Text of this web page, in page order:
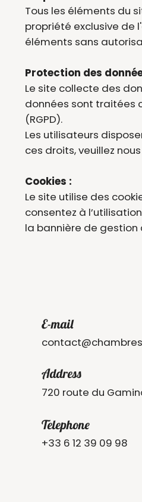
Tous les éléments du
propriété exclusive de
éléments sans
Protection des
Le site collecte des
données sont traitées
(RGPD).
Les utilisateurs
ces droits, veuillez
Cookies :
Le site utilise des
consentez à
la bannière de gestion
E-mail
Address
720 route du
Telephone
+33 6 12 39 09 98